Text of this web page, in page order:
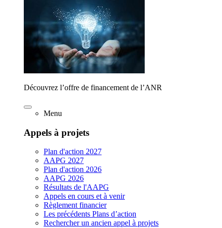
Découvrez l’offre de financement de l’ANR
Menu
Appels à projets
Plan d'action 2027
AAPG 2027
Plan d'action 2026
AAPG 2026
Résultats de l'AAPG
Appels en cours et à venir
Règlement financier
Les précédents Plans d’action
Rechercher un ancien appel à projets